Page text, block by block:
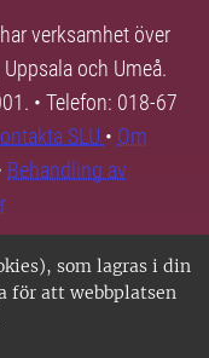
som lagras i din
för att webbplatsen
verksamhet över
och Umeå.
• Telefon: 018-67
SLU • Om
Behandling av